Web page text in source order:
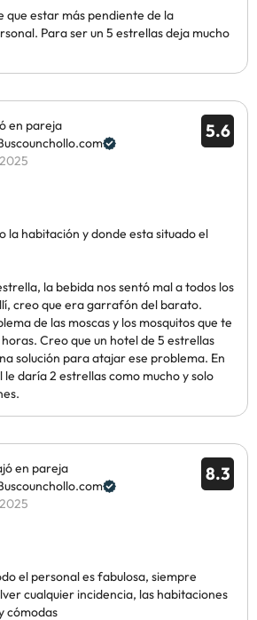
que estar más pendiente de la
Para ser un 5 estrellas deja mucho
5.6
en pareja
la habitación y donde esta situado el
la bebida nos sentó mal a todos los
creo que era garrafón del barato.
de las moscas y los mosquitos que te
Creo que un hotel de 5 estrellas
solución para atajar ese problema. En
le daría 2 estrellas como mucho y solo
8.3
en pareja
el personal es fabulosa, siempre
cualquier incidencia, las habitaciones
cómodas